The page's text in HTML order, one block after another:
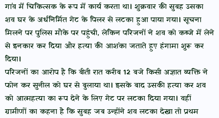
गांव में चिकित्सक के रूप में कार्य करता था। शुक्रवार की सुबह उसका
शव घर के अर्धनिर्मित गेट के पिलर से लटका हुआ पाया गया। सूचना
मिलने पर पुलिस मौके पर पहुंची, लेकिन परिजनों ने शव को कब्जे में लेने
से इनकार कर दिया और हत्या की आशंका जताते हुए हंगामा शुरू कर
दिया।
परिजनों का आरोप है कि बीती रात करीब 12 बजे किसी अज्ञात व्यक्ति ने
फोन कर सुनील को घर से बुलाया था। इसके बाद उसकी हत्या कर शव
को आत्महत्या का रूप देने के लिए गेट पर लटका दिया गया। वहीं
ग्रामीणों का कहना है कि सुबह जब उन्होंने शव लटका देखा तो प्रथम